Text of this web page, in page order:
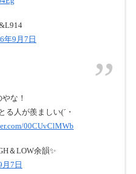
年9月7日
な！
る人が羨ましい(´・
00CUvClMWb
＆LOW余韻✨
7日